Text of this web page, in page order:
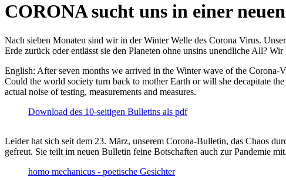
CORONA sucht uns in einer
Nach sieben Monaten sind wir in der Winter Welle des Corona Virus.
Erde zurück oder entlässt sie den Planeten ohne unsins unendliche All?
English: After seven months we arrived in the Winter wave of the
Could the world society turn back to mother Earth or will she decapitate
actual noise of testing, measurements and measures.
Download des 10-seitigen Bulletins als pdf
Leider hat sich seit dem 23. März, unserem Corona-Bulletin, das Chaos
gefreut. Sie teilt im neuen Bulletin feine Botschaften auch zur Pandemie mit.
homo mechanicus - poetische Gesichter